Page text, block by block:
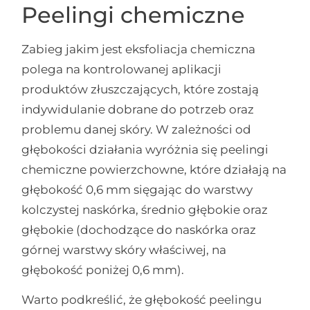
Peelingi chemiczne
Zabieg jakim jest eksfoliacja chemiczna
polega na kontrolowanej aplikacji
produktów złuszczających, które zostają
indywidulanie dobrane do potrzeb oraz
problemu danej skóry. W zależności od
głębokości działania wyróżnia się peelingi
chemiczne powierzchowne, które działają na
głębokość 0,6 mm sięgając do warstwy
kolczystej naskórka, średnio głębokie oraz
głębokie (dochodzące do naskórka oraz
górnej warstwy skóry właściwej, na
głębokość poniżej 0,6 mm).
Warto podkreślić, że głębokość peelingu